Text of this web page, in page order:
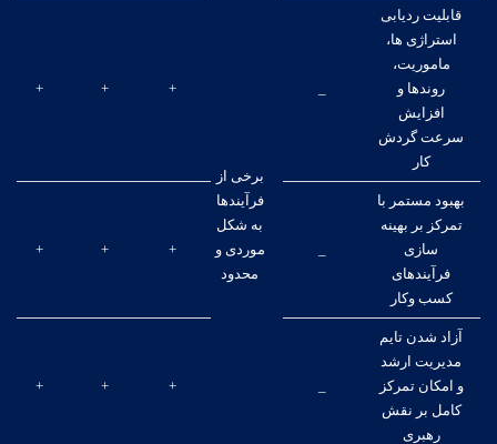
برخی از
فرآیندها
به شکل
موردی و
محدود
قابلیت ردیابی
استراژی ها،
ماموریت،
روندها و
افزایش
سرعت گردش
کار
+
+
+
بهبود مستمر با
تمرکز بر بهینه
سازی
فرآیندهای
کسب وکار
+
+
+
آزاد شدن تایم
مدیریت ارشد
و امکان تمرکز
کامل بر نقش
رهبری
+
+
+